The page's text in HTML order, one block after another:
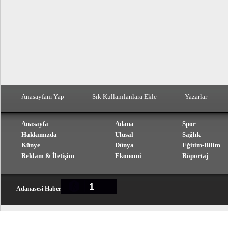
Anasayfam Yap Sık Kullanılanlara Ekle Yazarlar
Anasayfa
Hakkımızda
Künye
Reklam & İletişim
Adana
Ulusal
Dünya
Ekonomi
Spor
Sağlık
Eğitim-Bilim
Röportaj
Adanasesi Haber 1